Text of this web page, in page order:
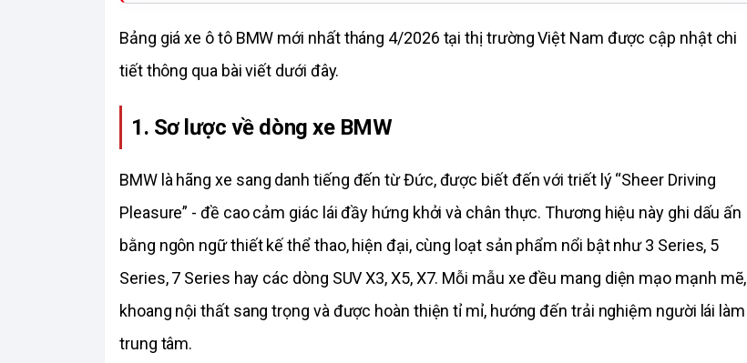
Bảng giá xe ô tô BMW mới nhất tháng 4/2026 tại thị trường Việt Nam được cập nhật chi
tiết thông qua bài viết dưới đây.
1. Sơ lược về dòng xe BMW
BMW là hãng xe sang danh tiếng đến từ Đức, được biết đến với triết lý “Sheer Driving
Pleasure” - đề cao cảm giác lái đầy hứng khởi và chân thực. Thương hiệu này ghi dấu ấn
bằng ngôn ngữ thiết kế thể thao, hiện đại, cùng loạt sản phẩm nổi bật như 3 Series, 5
Series, 7 Series hay các dòng SUV X3, X5, X7. Mỗi mẫu xe đều mang diện mạo mạnh mẽ,
khoang nội thất sang trọng và được hoàn thiện tỉ mỉ, hướng đến trải nghiệm người lái làm
trung tâm.